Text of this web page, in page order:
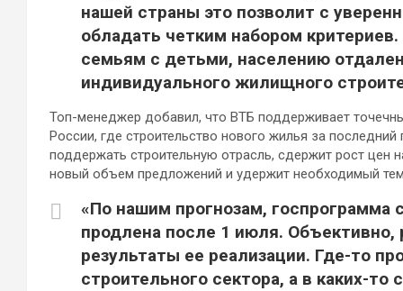
нашей страны это позволит с
обладать четким набором
семьям с детьми, населению
индивидуального жилищного
Топ-менеджер добавил, что ВТБ поддерживает
России, где строительство нового жилья за
поддержать строительную отрасль, сдержит рост цен
новый объем предложений и удержит необходимый
«По нашим прогнозам, госпрограмма
продлена после 1 июля.
результаты ее реализации. Где-то
строительного сектора, а в каких-